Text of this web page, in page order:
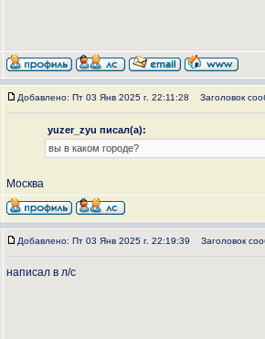
Добавлено: Пт 03 Янв 2025 г. 22:11:28 Заголовок
yuzer_zyu писал(а):
вы в каком городе?
Москва
Добавлено: Пт 03 Янв 2025 г. 22:19:39 Заголовок
написал в л/с